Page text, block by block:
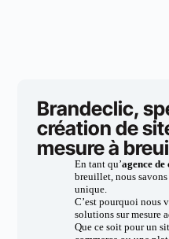
Brandeclic,
création de
mesure à
En tant qu’agence
breuillet, nous
unique.
C’est pourquoi nous
solutions sur mesure
Que ce soit pour un